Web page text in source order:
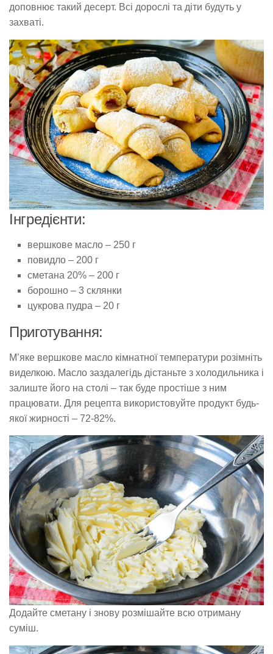
доповнює такий десерт. Всі дорослі та діти будуть у
захваті.
Інгредієнти:
вершкове масло – 250 г
повидло – 200 г
сметана 20% – 200 г
борошно – 3 склянки
цукрова пудра – 20 г
Приготування:
М’яке вершкове масло кімнатної температури розімніть
виделкою. Масло заздалегідь дістаньте з холодильника і
залиште його на столі – так буде простіше з ним
працювати. Для рецепта використовуйте продукт будь-
якої жирності – 72-82%.
Додайте сметану і знову розмішайте всю отриману
суміш.